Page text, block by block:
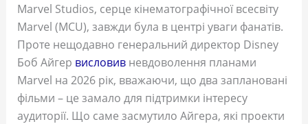
Marvel Studios, серце кінематографічної всесвіту
Marvel (MCU), завжди була в центрі уваги фанатів.
Проте нещодавно генеральний директор Disney
Боб Айгер висловивневдоволення планами
Marvel на 2026 рік, вважаючи, що два заплановані
фільми – це замало для підтримки інтересу
аудиторії. Що саме засмутило Айгера, які проекти